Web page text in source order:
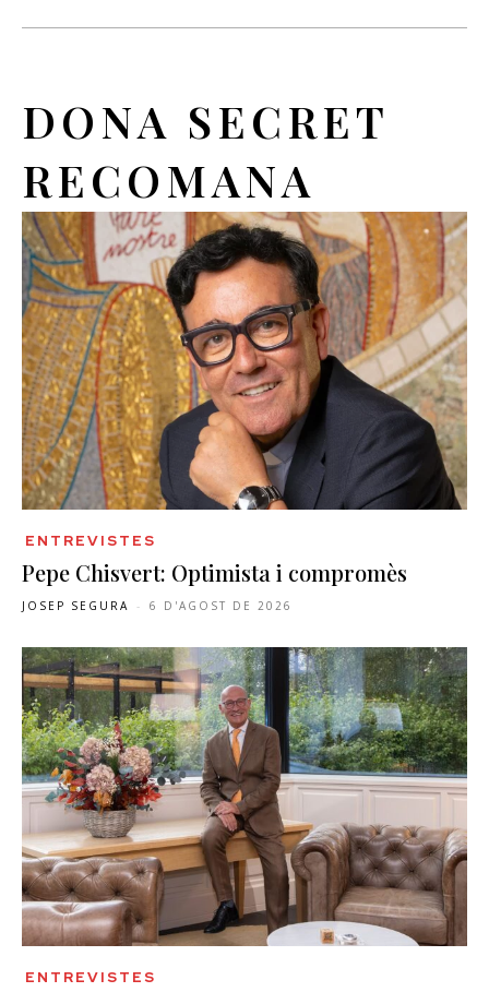
DONA SECRET
RECOMANA
ENTREVISTES
Pepe Chisvert: Optimista i compromès
JOSEP SEGURA - 6 D'AGOST DE 2026
ENTREVISTES